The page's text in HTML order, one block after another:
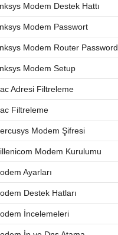
Modem Destek Hattı
Modem Passwort
Modem Router Password
Modem Setup
Adresi Filtreleme
Filtreleme
Modem Şifresi
Modem Kurulumu
Ayarları
Destek Hatları
İncelemeleri